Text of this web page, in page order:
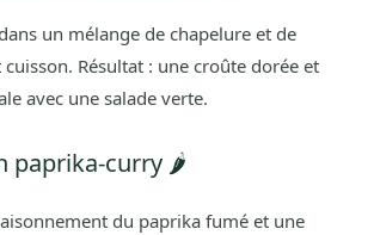
un mélange de chapelure et de
Résultat : une croûte dorée et
avec une salade verte.
paprika-curry 🌶️
du paprika fumé et une